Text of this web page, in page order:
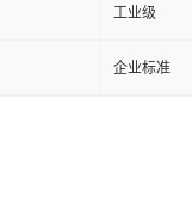
工业级
企业标准